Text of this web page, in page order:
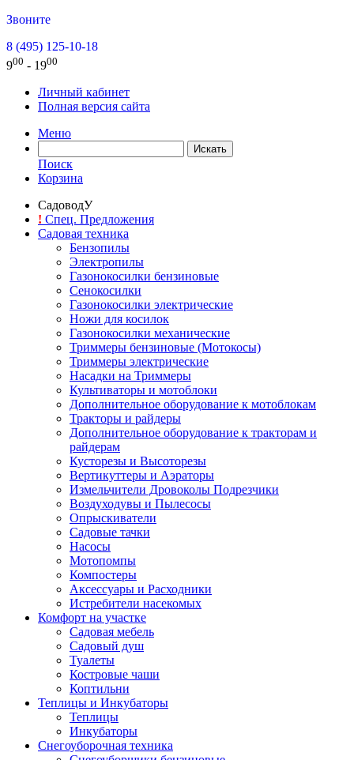
Звоните
8 (495) 125-10-18
900 - 1900
Личный кабинет
Полная версия сайта
Меню
Поиск
Корзина
СадоводУ
! Спец. Предложения
Садовая техника
Бензопилы
Электропилы
Газонокосилки бензиновые
Сенокосилки
Газонокосилки электрические
Ножи для косилок
Газонокосилки механические
Триммеры бензиновые (Мотокосы)
Триммеры электрические
Насадки на Триммеры
Культиваторы и мотоблоки
Дополнительное оборудование к мотоблокам
Тракторы и райдеры
Дополнительное оборудование к тракторам и
райдерам
Кусторезы и Высоторезы
Вертикуттеры и Аэраторы
Измельчители Дровоколы Подрезчики
Воздуходувы и Пылесосы
Опрыскиватели
Садовые тачки
Насосы
Мотопомпы
Компостеры
Аксессуары и Расходники
Истребители насекомых
Комфорт на участке
Садовая мебель
Садовый душ
Туалеты
Костровые чаши
Коптильни
Теплицы и Инкубаторы
Теплицы
Инкубаторы
Снегоуборочная техника